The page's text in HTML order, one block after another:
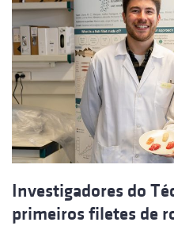
Investigadores do
primeiros filetes de